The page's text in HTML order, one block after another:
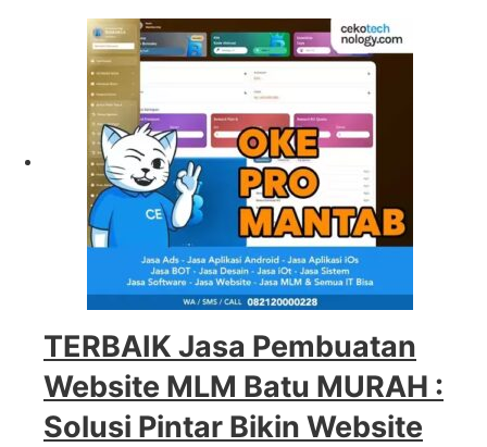
TERBAIK Jasa Pembuatan
Website MLM Batu MURAH :
Solusi Pintar Bikin Website